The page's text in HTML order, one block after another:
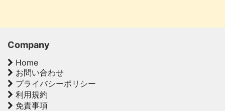
Company
Home
お問い合わせ
プライバシーポリシー
利用規約
免責事項